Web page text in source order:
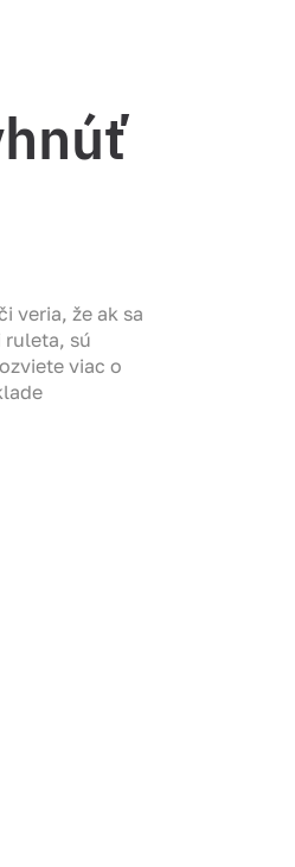
veria, že ak sa
ruleta, sú
viac o